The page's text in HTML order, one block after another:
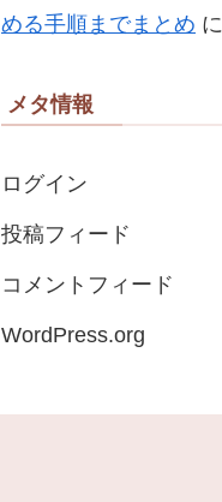
める手順までまとめ に
メタ情報
ログイン
投稿フィード
コメントフィード
WordPress.org